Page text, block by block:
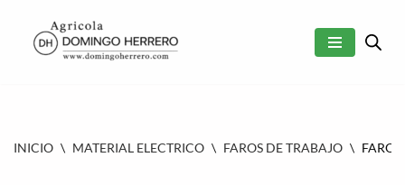
SALTAR
INICIO \ MATERIAL ELECTRICO \ FAROS DE TRABAJO \ FARO